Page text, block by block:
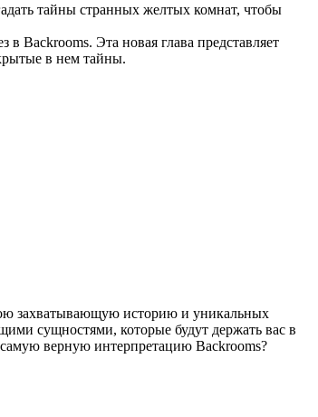
тайны странных желтых комнат, чтобы
Backrooms. Эта новая глава представляет
в нем тайны.
захватывающую историю и уникальных
сущностями, которые будут держать вас в
верную интерпретацию Backrooms?